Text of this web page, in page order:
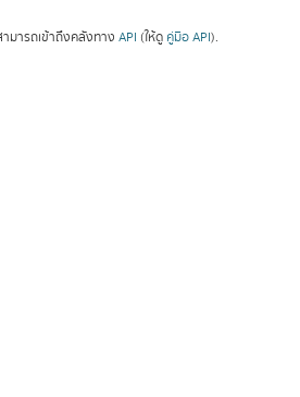
มารถเข้าถึงคลังทาง API (ให้ดู คู่มือ API).